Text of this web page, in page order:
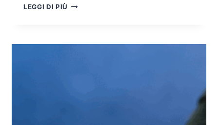
LEGGI DI PIÙ DARK
LA